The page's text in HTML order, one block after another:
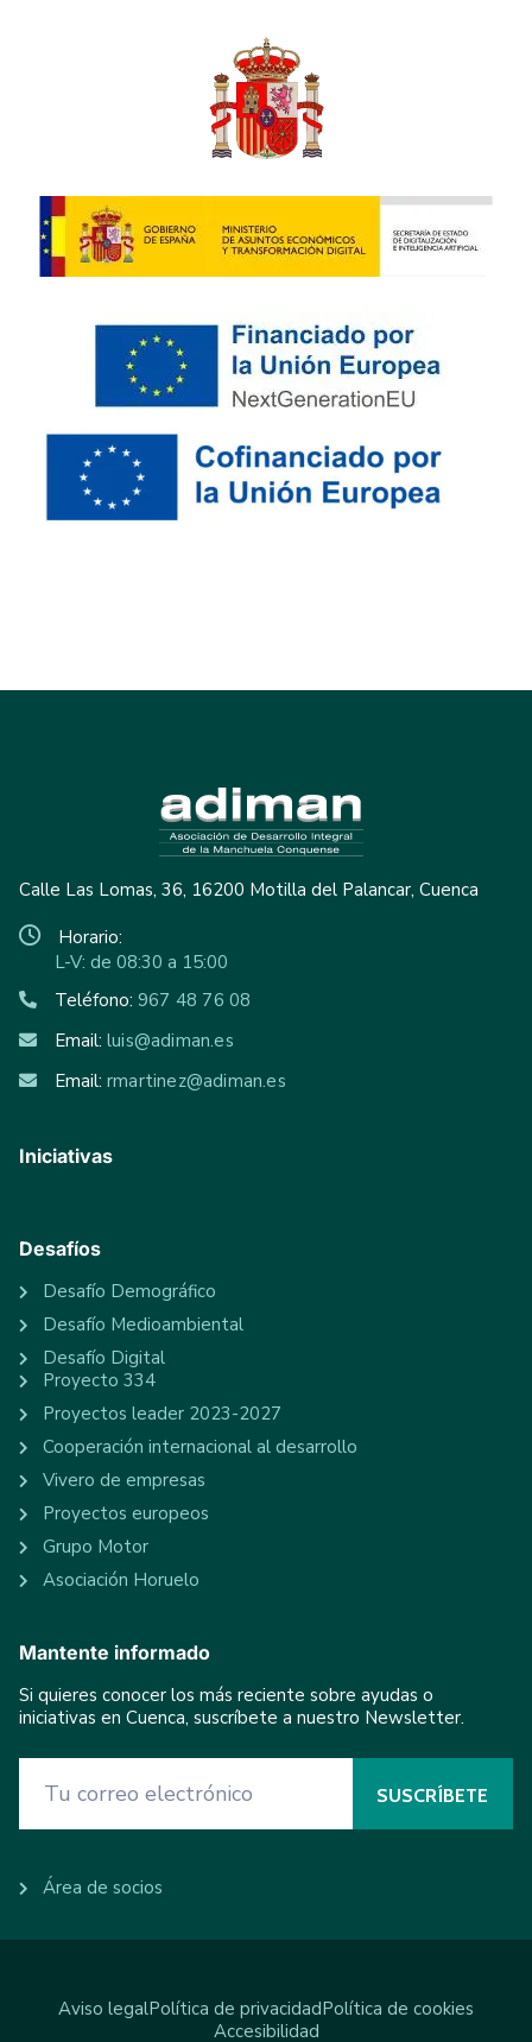
Calle Las Lomas, 36, 16200 Motilla del Palancar, Cuenca
Horario:
L-V: de 08:30 a 15:00
Teléfono: 967 48 76 08
Email: luis@adiman.es
Email: rmartinez@adiman.es
Iniciativas
Desafíos
Desafío Demográfico
Desafío Medioambiental
Desafío Digital
Proyecto 334
Proyectos leader 2023-2027
Cooperación internacional al desarrollo
Vivero de empresas
Proyectos europeos
Grupo Motor
Asociación Horuelo
Mantente informado
Si quieres conocer los más reciente sobre ayudas o
iniciativas en Cuenca, suscríbete a nuestro Newsletter.
Área de socios
Aviso legalPolítica de privacidadPolítica de cookies
Accesibilidad